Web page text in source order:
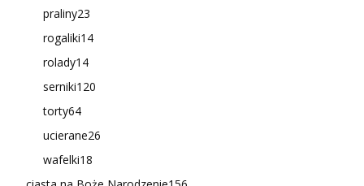
praliny23
rogaliki14
rolady14
serniki120
torty64
ucierane26
wafelki18